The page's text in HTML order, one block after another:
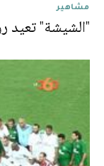
مشاهير
"الشيشة" تعيد